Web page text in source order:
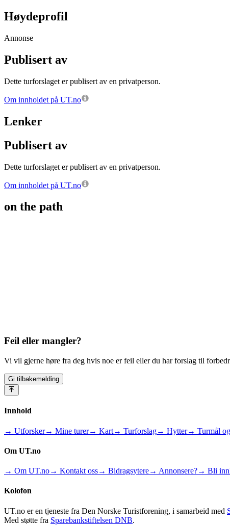
Høydeprofil
Annonse
Publisert av
Dette turforslaget er publisert av en privatperson.
Om innholdet på UT.no
Lenker
Publisert av
Dette turforslaget er publisert av en privatperson.
Om innholdet på UT.no
on the path
Feil eller mangler?
Vi vil gjerne høre fra deg hvis noe er feil eller du har forslag til
Gi tilbakemelding
Innhold
→ Utforsker→ Mine turer→ Kart→ Turforslag→ Hytter→ Turmål og
Om UT.no
→ Om UT.no→ Kontakt oss→ Bidragsytere→ Annonsere?→ Bli
Kolofon
UT.no er en tjeneste fra Den Norske Turistforening, i samarbeid med
Med støtte fra Sparebankstiftelsen DNB.